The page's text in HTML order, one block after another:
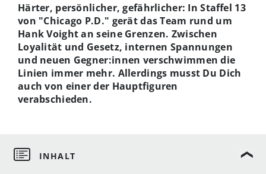
Härter, persönlicher, gefährlicher: In Staffel 13
von "Chicago P.D." gerät das Team rund um
Hank Voight an seine Grenzen. Zwischen
Loyalität und Gesetz, internen Spannungen
und neuen Gegner:innen verschwimmen die
Linien immer mehr. Allerdings musst Du Dich
auch von einer der Hauptfiguren
verabschieden.